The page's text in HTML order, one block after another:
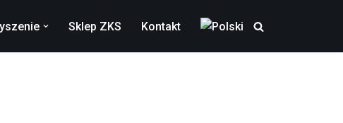
Sklep ZKS Kontakt